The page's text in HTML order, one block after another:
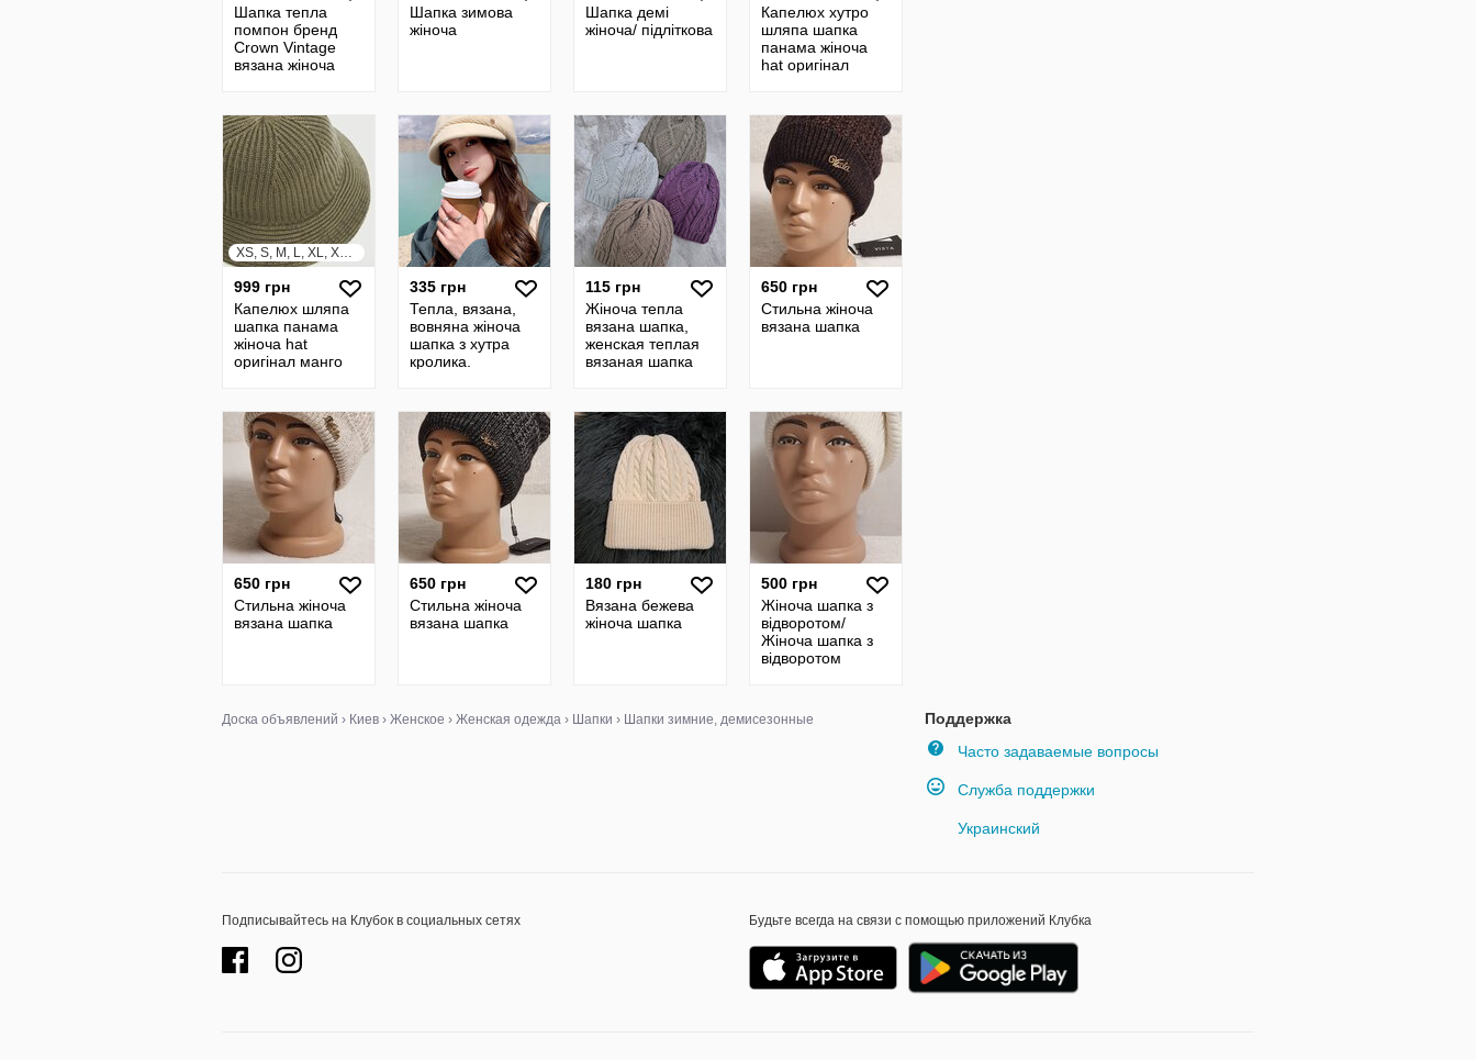
Шапка тепла
помпон бренд
Crown Vintage
вязана жіноча
в22/м7
Шапка зимова
жіноча
Шапка демі
жіноча/ підліткова
Капелюх хутро
шляпа шапка
панама жіноча
hat оригінал
XS, S, M, L, XL, XXL, XXXL
999 грн
Капелюх шляпа
шапка панама
жіноча hat
оригінал манго
335 грн
Тепла, вязана,
вовняна жіноча
шапка з хутра
кролика.
козирком
115 грн
Жіноча тепла
вязана шапка,
женская теплая
вязаная шапка
650 грн
Стильна жіноча
вязана шапка
650 грн
Стильна жіноча
вязана шапка
650 грн
Стильна жіноча
вязана шапка
180 грн
Вязана бежева
жіноча шапка
500 грн
Жіноча шапка з
відворотом/
Жіноча шапка з
відворотом
Поддержка
Часто задаваемые вопросы
Служба поддержки
Украинский
Доска объявлений › Киев › Женское › Женская одежда › Шапки › Шапки зимние, демисезонные
Подписывайтесь на Клубок в социальных сетях Будьте всегда на связи с помощью приложений Клубка